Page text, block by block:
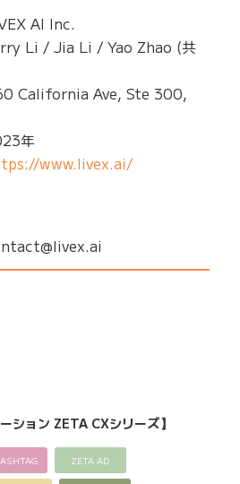
AI Inc.
/ Jia Li / Yao Zhao (共
Ave, Ste 300,
年
www.livex.ai/
ション ZETA CXシリーズ】
ZETA AD